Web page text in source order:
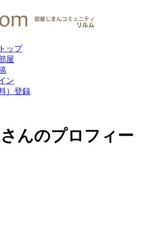
トップ
屋
ン
） 登録
さんのプロフィー